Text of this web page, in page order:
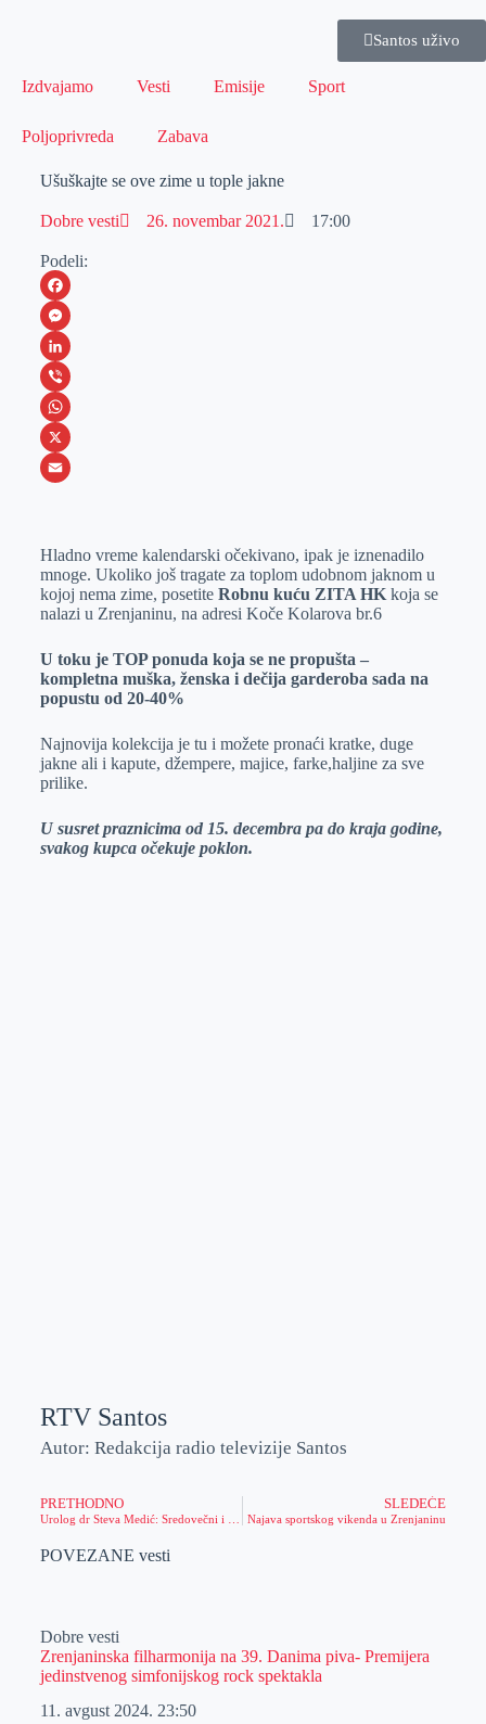
Santos uživo
Izdvajamo Vesti Emisije Sport
Poljoprivreda Zabava
Ušuškajte se ove zime u tople jakne
Dobre vesti 26. novembar 2021. 17:00
Podeli:
F
a
c
e
b
o
M
e
s
s
e
e
r
L
i
n
k
I
n
V
i
b
W
h
s
A
p
p
X
a
i
l
Hladno vreme kalendarski očekivano, ipak je iznenadilo
mnoge. Ukoliko još tragate za toplom udobnom jaknom u
kojoj nema zime, posetite Robnu kuću ZITA HK koja se
nalazi u Zrenjaninu, na adresi Koče Kolarova br.6
U toku je TOP ponuda koja se ne propušta –
kompletna muška, ženska i dečija garderoba sada na
popustu od 20-40%
Najnovija kolekcija je tu i možete pronaći kratke, duge
jakne ali i kapute, džempere, majice, farke,haljine za sve
prilike.
U susret praznicima od 15. decembra pa do kraja godine,
svakog kupca očekuje poklon.
RTV Santos
Autor: Redakcija radio televizije Santos
PRETHODNO SLEDEĆE
Najava sportskog vikenda u Zrenjaninu
POVEZANE vesti
Dobre vesti
Zrenjaninska filharmonija na 39. Danima piva- Premijera
jedinstvenog simfonijskog rock spektakla
11. avgust 2024. 23:50